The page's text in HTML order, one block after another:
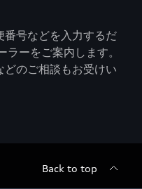
番号などを入力するだ
ーをご案内します。
どのご相談もお受けい
Back to top